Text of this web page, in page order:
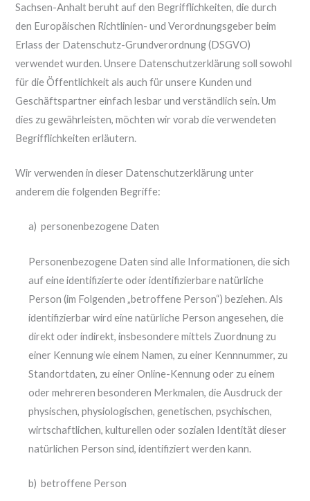
Sachsen-Anhalt beruht auf den Begrifflichkeiten, die durch
den Europäischen Richtlinien- und Verordnungsgeber beim
Erlass der Datenschutz-Grundverordnung (DSGVO)
verwendet wurden. Unsere Datenschutzerklärung soll sowohl
für die Öffentlichkeit als auch für unsere Kunden und
Geschäftspartner einfach lesbar und verständlich sein. Um
dies zu gewährleisten, möchten wir vorab die verwendeten
Begrifflichkeiten erläutern.
Wir verwenden in dieser Datenschutzerklärung unter
anderem die folgenden Begriffe:
a) personenbezogene Daten
Personenbezogene Daten sind alle Informationen, die sich
auf eine identifizierte oder identifizierbare natürliche
Person (im Folgenden „betroffene Person“) beziehen. Als
identifizierbar wird eine natürliche Person angesehen, die
direkt oder indirekt, insbesondere mittels Zuordnung zu
einer Kennung wie einem Namen, zu einer Kennnummer, zu
Standortdaten, zu einer Online-Kennung oder zu einem
oder mehreren besonderen Merkmalen, die Ausdruck der
physischen, physiologischen, genetischen, psychischen,
wirtschaftlichen, kulturellen oder sozialen Identität dieser
natürlichen Person sind, identifiziert werden kann.
b) betroffene Person